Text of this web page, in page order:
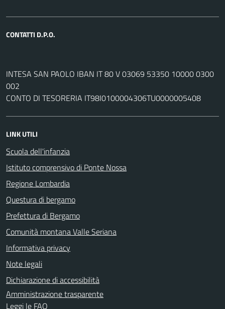
CONTATTI D.P.O.
INTESA SAN PAOLO IBAN IT 80 V 03069 53350 10000 0300
002
CONTO DI TESORERIA IT98I0100004306TU0000005408
LINK UTILI
Scuola dell'infanzia
Istituto comprensivo di Ponte Nossa
Regione Lombardia
Questura di bergamo
Prefettura di Bergamo
Comunità montana Valle Seriana
Informativa privacy
Note legali
Dichiarazione di accessibilità
Amministrazione trasparente
Leggi le FAQ